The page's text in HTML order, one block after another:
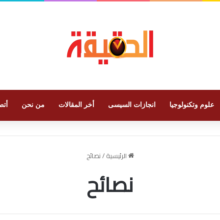
علوم وتكنولوجيا انجازات السيسى أخر المقالات من نحن
الرئيسية/نصائح
نصائح